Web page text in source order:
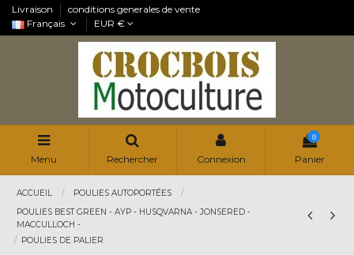
Livraison
conditions generales de vente
Français
EUR €
Menu Rechercher Connexion
0
Panier
ACCUEIL
POULIES AUTOPORTÉES
POULIES BEST GREEN - AYP - HUSQVARNA - JONSERED -
MACCULLOCH -
POULIES DE PALIER